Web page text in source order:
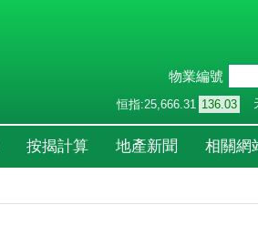
物業編號
恒指:25,666.31 136.03
按揭計算 地產新聞 相關網